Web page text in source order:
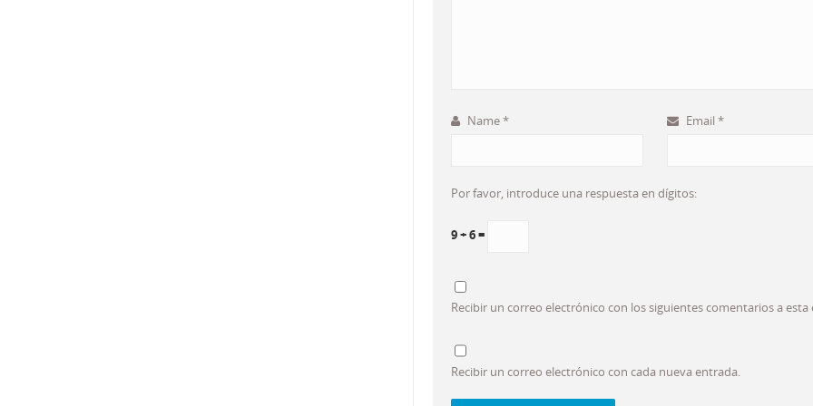
Name* Email *
Por favor, introduce una respuesta en dígitos:
9 + 6 =
Recibir un correo electrónico con los siguientes comentarios a esta
Recibir un correo electrónico con cada nueva entrada.